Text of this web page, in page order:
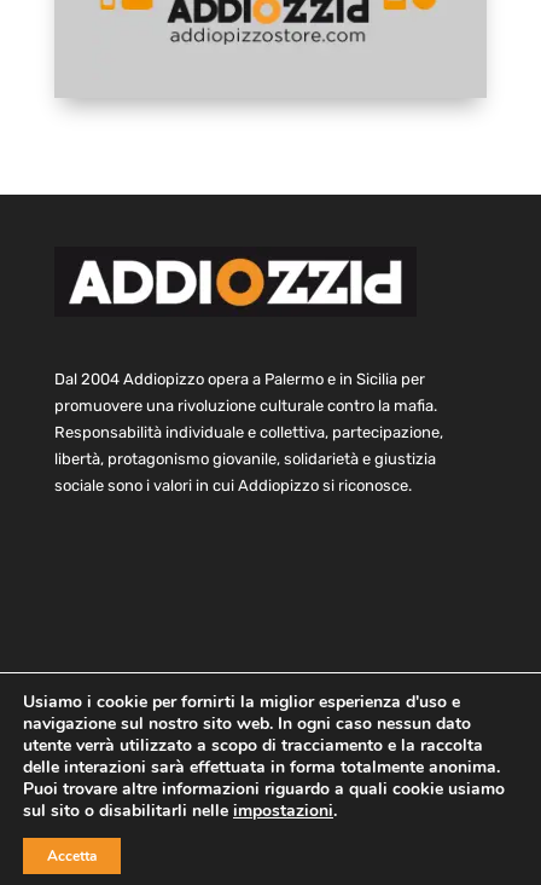
Dal 2004 Addiopizzo opera a Palermo e in Sicilia per
promuovere una rivoluzione culturale contro la mafia.
Responsabilità individuale e collettiva, partecipazione,
libertà, protagonismo giovanile, solidarietà e giustizia
sociale sono i valori in cui Addiopizzo si riconosce.
Home Statuto e bilancio
Contatti
Privacy
Cookie Child Protection Policy
Copyright © 2021 AddioPizzo | Tutti i diritti riservati | Sede
Usiamo i cookie per fornirti la miglior esperienza d'uso e
navigazione sul nostro sito web. In ogni caso nessun dato
utente verrà utilizzato a scopo di tracciamento e la raccolta
delle interazioni sarà effettuata in forma totalmente anonima.
Puoi trovare altre informazioni riguardo a quali cookie usiamo
sul sito o disabilitarli nelle impostazioni.
Accetta